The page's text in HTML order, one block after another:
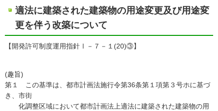
適法に建築された建築物の用途変更及び用途変
更を伴う改築について
【開発許可制度運用指針Ⅰ－７－１(20)③】
(趣旨)
第１ この基準は、都市計画法施行令第36条第１項第３号ホに基づ
き、市街
化調整区域において都市計画法上適法に建築された建築物の用